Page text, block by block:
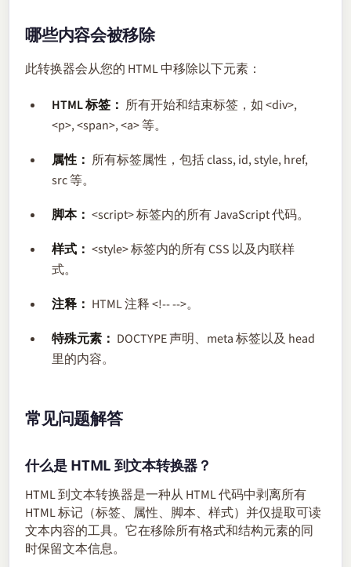
哪些内容会被移除
此转换器会从您的 HTML 中移除以下元素：
HTML 标签： 所有开始和结束标签，如 <div>,
<p>, <span>, <a> 等。
属性： 所有标签属性，包括 class, id, style, href,
src 等。
脚本： <script> 标签内的所有 JavaScript 代码。
样式： <style> 标签内的所有 CSS 以及内联样
式。
注释： HTML 注释 <!-- -->。
特殊元素： DOCTYPE 声明、meta 标签以及 head
里的内容。
常见问题解答
什么是 HTML 到文本转换器？
HTML 到文本转换器是一种从 HTML 代码中剥离所有
HTML 标记（标签、属性、脚本、样式）并仅提取可读
文本内容的工具。它在移除所有格式和结构元素的同
时保留文本信息。